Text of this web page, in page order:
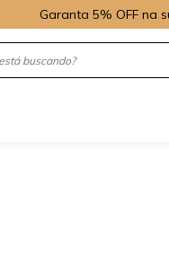
Garanta 5% OFF na